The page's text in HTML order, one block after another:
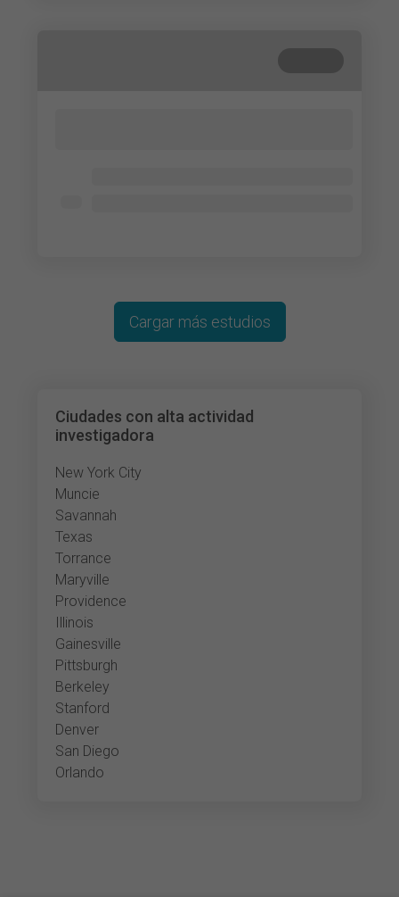
Ciudades con alta actividad
investigadora
New York City
Muncie
Savannah
Texas
Torrance
Maryville
Providence
Illinois
Gainesville
Pittsburgh
Berkeley
Stanford
Denver
San Diego
Orlando
Cargar más estudios